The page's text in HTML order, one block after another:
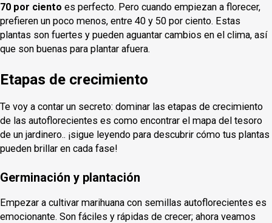
70 por ciento es perfecto. Pero cuando empiezan a florecer,
prefieren un poco menos, entre 40 y 50 por ciento. Estas
plantas son fuertes y pueden aguantar cambios en el clima, así
que son buenas para plantar afuera.
Etapas de crecimiento
Te voy a contar un secreto: dominar las etapas de crecimiento
de las autoflorecientes es como encontrar el mapa del tesoro
de un jardinero.. ¡sigue leyendo para descubrir cómo tus plantas
pueden brillar en cada fase!
Germinación y plantación
Empezar a cultivar marihuana con semillas autoflorecientes es
emocionante. Son fáciles y rápidas de crecer; ahora veamos